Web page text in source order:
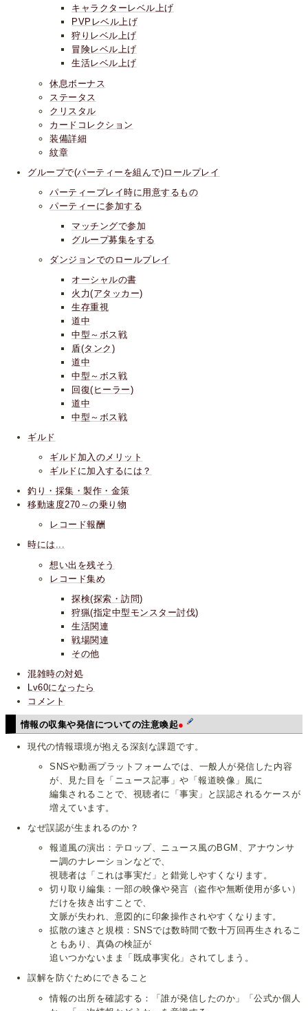
キャラクターレベル上げ
PVPレベル上げ
狩りレベル上げ
冒険レベル上げ
生活レベル上げ
休息ボーナス
ステータス
クリスタル
カードコレクション
装備詳細
紋章
グループで(パーティーを組んで)ロールプレイ
パーティープレイ時に用意するもの
パーティーに参加する
マッチングで参加
グループ募集をする
ダンジョンでのロールプレイ
オーシャルの書
火力(アタッカー)
生存重視
道中
中型～ボス戦
盾(タンク)
道中
中型～ボス戦
回復(ヒーラー)
道中
中型～ボス戦
ギルド
ギルド加入のメリット
ギルドに加入するには？
釣り・採集・製作・金策
移動速度270～の乗り物
レコード報酬
時には...
想い出を残そう
レコード集め
探検(探索・訪問)
狩猟(指定中型モンスター討伐)
生活関連
戦場関連
その他
混雑時の対処
Lv60になったら
コメント
情報の収集や発信についての注意喚起●
現代の情報環境が抱える深刻な課題です。
SNSや動画プラットフォームでは、一般人が発信した内容
が、見た目を「ニュース記事」や「報道映像」風に
編集されることで、視聴者に「事実」と誤認されるケースが
増えています。
なぜ誤認が生まれるのか？
報道風の演出：テロップ、ニュース風のBGM、アナウンサ
ー調のナレーションなどで、
視聴者は「これは事実だ」と錯覚しやすくなります。
切り取り編集：一部の映像や発言（盗作や無断使用が多い）
だけを抜き出すことで、
文脈が失われ、意図的に印象操作されやすくなります。
拡散の速さと規模：SNSでは数時間で数十万回再生されるこ
ともあり、真偽の検証が
追いつかないまま「既成事実化」されてしまう。
誤解を防ぐためにできること
情報の出所を確認する：「誰が発信したのか」「公式か個人